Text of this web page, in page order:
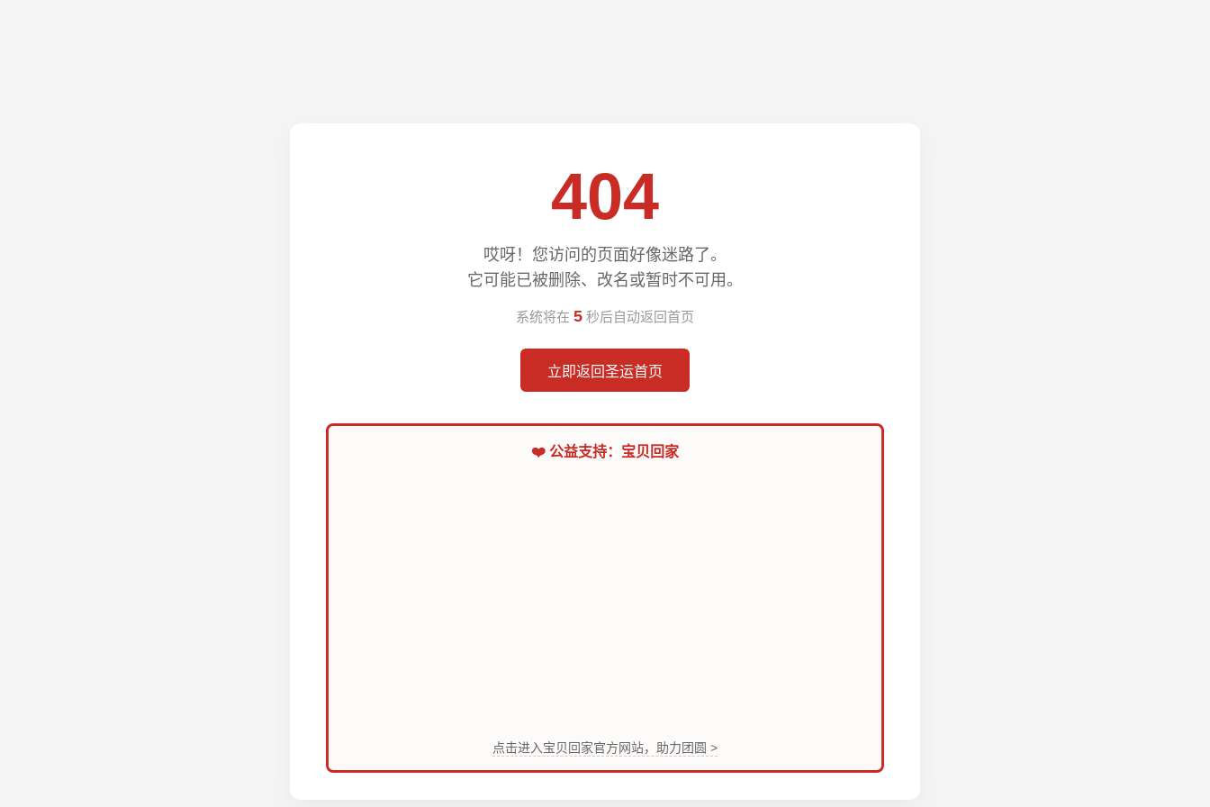
404
哎呀！您访问的页面好像迷路了。
它可能已被删除、改名或暂时不可用。
系统将在 5 秒后自动返回首页
立即返回圣运首页
❤️ 公益支持：宝贝回家
点击进入宝贝回家官方网站，助力团圆 >